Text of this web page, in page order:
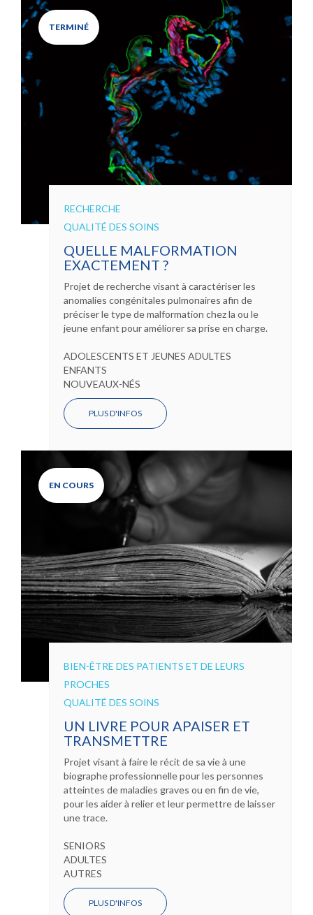
TERMINÉ
RECHERCHE
QUALITÉ DES SOINS
QUELLE MALFORMATION
EXACTEMENT ?
Projet de recherche visant à caractériser les
anomalies congénitales pulmonaires afin de
préciser le type de malformation chez la ou le
jeune enfant pour améliorer sa prise en charge.
ADOLESCENTS ET JEUNES ADULTES
ENFANTS
NOUVEAUX-NÉS
PLUS D'INFOS
EN COURS
BIEN-ÊTRE DES PATIENTS ET DE LEURS
PROCHES
QUALITÉ DES SOINS
UN LIVRE POUR APAISER ET
TRANSMETTRE
Projet visant à faire le récit de sa vie à une
biographe professionnelle pour les personnes
atteintes de maladies graves ou en fin de vie,
pour les aider à relier et leur permettre de laisser
une trace.
SENIORS
ADULTES
AUTRES
PLUS D'INFOS